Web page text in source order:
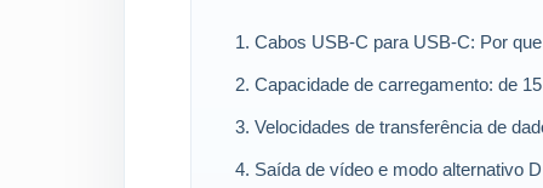
Cabos USB-C para USB-C: Por
Capacidade de carregamento: de
Velocidades de transferência de
Saída de vídeo e modo alternativo